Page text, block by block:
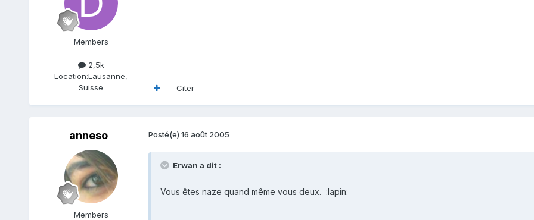
Members
2,5k
Location:Lausanne,
Suisse
Citer
anneso
Members
Posté(e) 16 août 2005
Erwan a dit :
Vous êtes naze quand même vous deux. :lapin: